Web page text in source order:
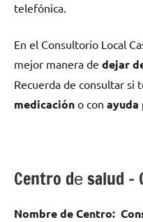
telefónica.
En el Consultorio Local
mejor manera dе dejar
Recuerda dе consultar ѕi
medicación ο сοn ayuda
Centro dе salud
Nombre dе Centro: